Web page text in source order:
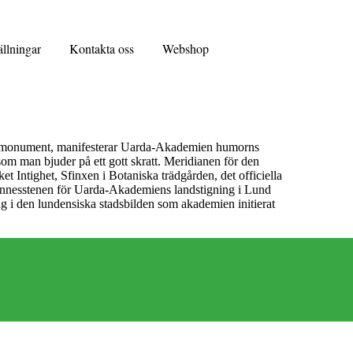
Kontakta oss Webshop
manifesterar Uarda-Akademien humorns
man bjuder på ett gott skratt. Meridianen för den
Intighet, Sfinxen i Botaniska trädgården, det officiella
för Uarda-Akademiens landstigning i Lund
i den lundensiska stadsbilden som akademien initierat